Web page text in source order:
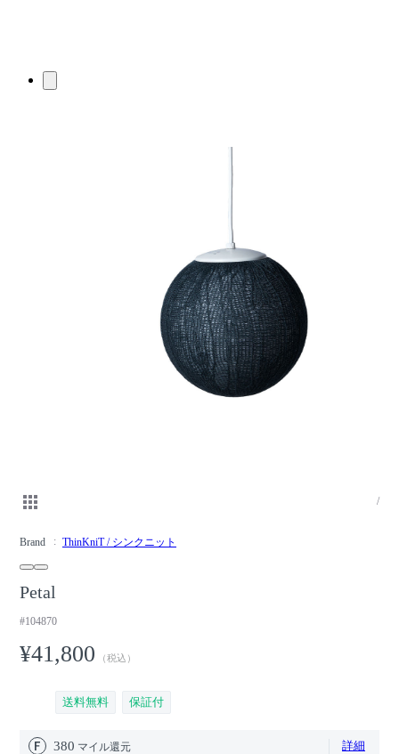
/
Brand ThinKniT / シンクニット
Petal
#104870
¥41,800 （税込）
送料無料 保証付
380 マイル還元 詳細